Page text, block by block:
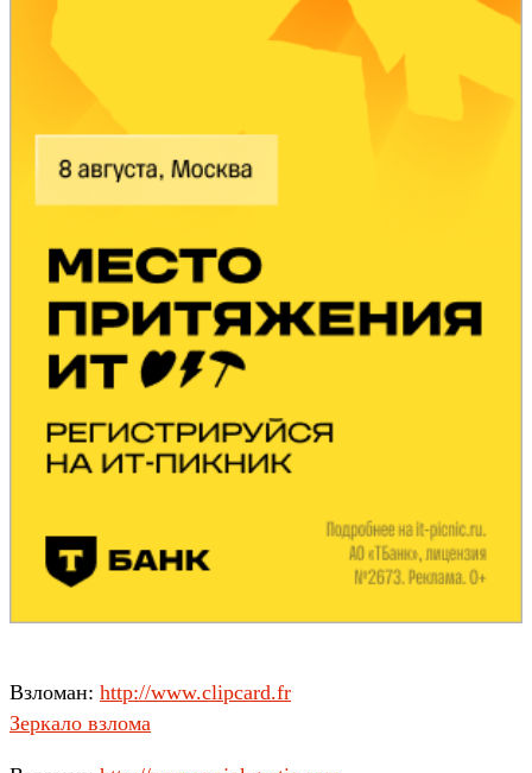
Взломан: http://www.clipcard.fr
Зеркало взлома